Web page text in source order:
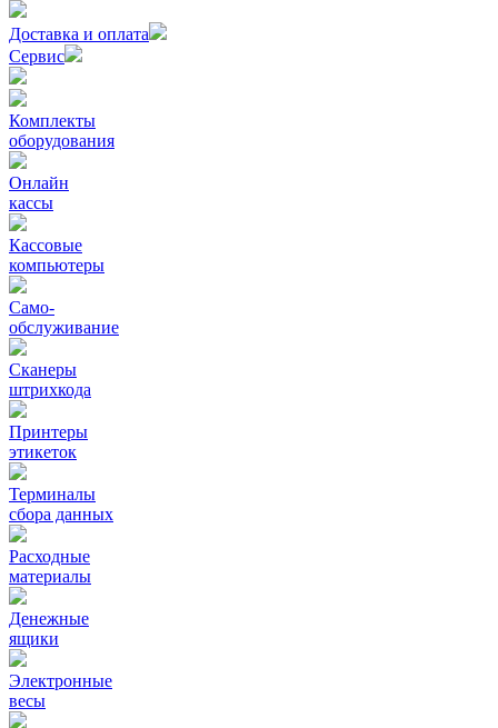
Доставка и оплата
Сервис
Комплекты
оборудования
Онлайн
кассы
Кассовые
компьютеры
Само-
обслуживание
Сканеры
штрихкода
Принтеры
этикеток
Терминалы
сбора данных
Расходные
материалы
Денежные
ящики
Электронные
весы